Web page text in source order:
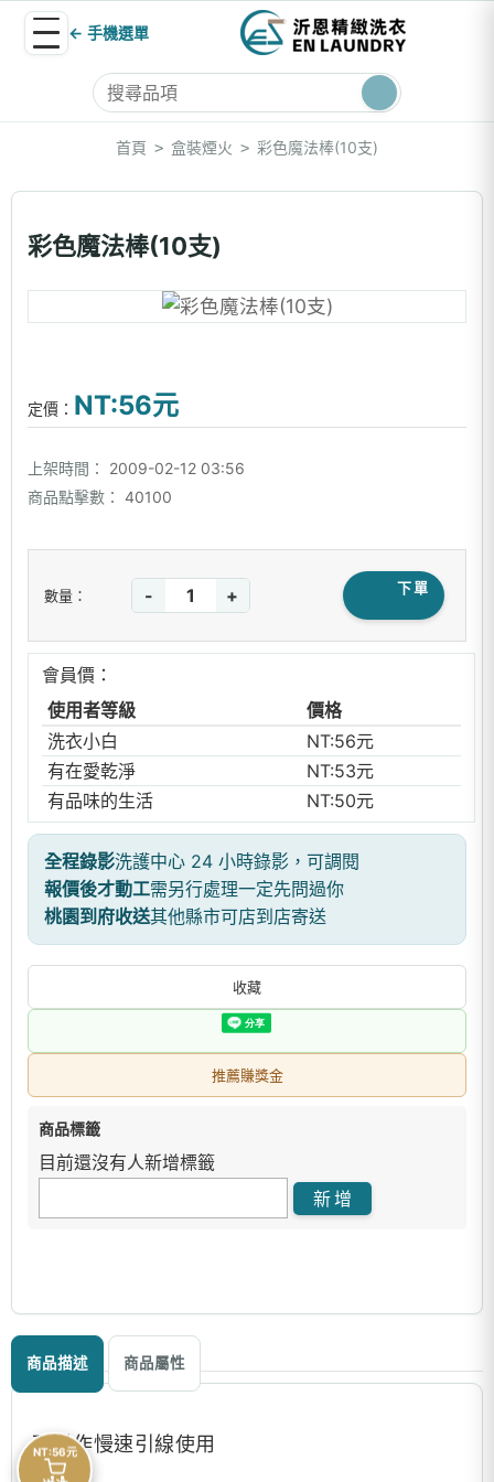
← 手機選單
首頁 > 盒裝煙火 > 彩色魔法棒(10支)
彩色魔法棒(10支)
定價： NT:56元
上架時間：
2009-02-12 03:56
商品點擊數： 40100
數量： - + 下單
會員價：
使用者等級
價格
洗衣小白
NT:56元
有在愛乾淨
NT:53元
有品味的生活
NT:50元
全程錄影洗護中心 24 小時錄影，可調閱
報價後才動工需另行處理一定先問過你
桃園到府收送其他縣市可店到店寄送
收藏
推薦賺獎金
商品標籤
目前還沒有人新增標籤
商品描述 商品屬性
可當作慢速引線使用
NT:56元